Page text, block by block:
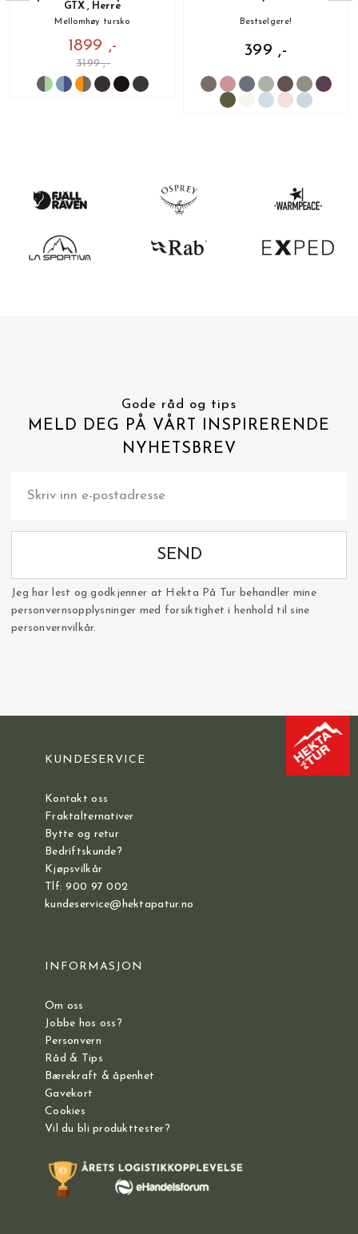
GTX , Herre
Mellomhøy tursko
1899 ,-
3199 ,-
Bestselgere!
399 ,-
Gode råd og tips
MELD DEG PÅ VÅRT INSPIRERENDE
NYHETSBREV
SEND
Jeg har lest og godkjenner at Hekta På Tur behandler mine
personvernsopplysninger med forsiktighet i henhold til sine
personvernvilkår.
KUNDESERVICE
Kontakt oss
Fraktalternativer
Bytte og retur
Bedriftskunde?
Kjøpsvilkår
Tlf: 900 97 002
kundeservice@hektapatur.no
INFORMASJON
Om oss
Jobbe hos oss?
Personvern
Råd & Tips
Bærekraft & åpenhet
Gavekort
Cookies
Vil du bli produkttester?